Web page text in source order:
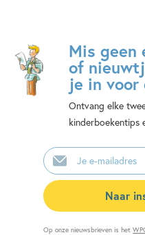
Mis geen
of
je in voor
Ontvang elke
kinderboekentips
E-
mailadres
Naar
Op onze nieuwsbrieven is het